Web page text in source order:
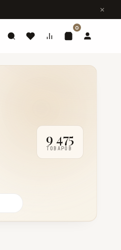
0
9 475
ТОВАРОВ